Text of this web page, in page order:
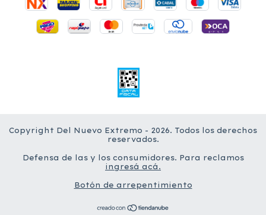
Copyright Del Nuevo Extremo - 2026. Todos los derechos
reservados.
Defensa de las y los consumidores. Para reclamos
ingresá acá.
Botón de arrepentimiento